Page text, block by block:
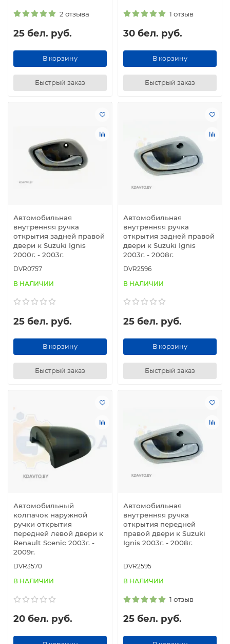
2 отзыва
25 бел. руб.
В корзину
Быстрый заказ
1 отзыв
30 бел. руб.
В корзину
Быстрый заказ
Автомобильная
внутренняя ручка
открытия задней правой
двери к Suzuki Ignis
2000г. - 2003г.
DVR0757
В НАЛИЧИИ
25 бел. руб.
В корзину
Быстрый заказ
Автомобильная
внутренняя ручка
открытия задней правой
двери к Suzuki Ignis
2003г. - 2008г.
DVR2596
В НАЛИЧИИ
25 бел. руб.
В корзину
Быстрый заказ
Автомобильный
колпачок наружной
ручки открытия
передней левой двери к
Renault Scenic 2003г. -
2009г.
DVR3570
В НАЛИЧИИ
20 бел. руб.
Автомобильная
внутренняя ручка
открытия передней
правой двери к Suzuki
Ignis 2003г. - 2008г.
DVR2595
В НАЛИЧИИ
1 отзыв
25 бел. руб.